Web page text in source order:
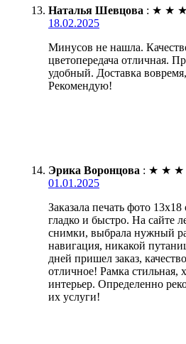
Наталья Шевцова : ★ ★ ★
18.02.2025
Минусов не нашла.
цветопередача отличная.
удобный. Доставка
Рекомендую!
Эрика Воронцова : ★ ★ ★
01.01.2025
Заказала печать фото
гладко и быстро. На сайте
снимки, выбрала нужный
навигация, никакой
дней пришел заказ,
отличное! Рамка стильная,
интерьер. Определенно
их услуги!